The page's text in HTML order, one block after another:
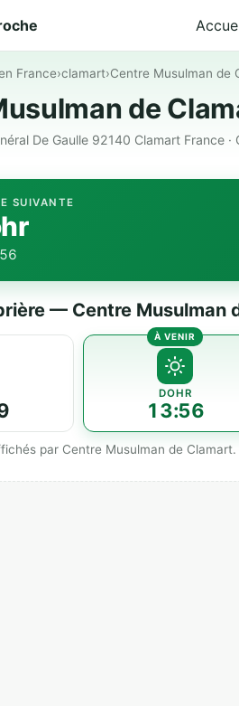
France›clamart›Centre Musulman de
de
De Gaulle 92140 Clamart France
SUIVANTE
— Centre Musulman
DOHR
13:56
par Centre Musulman de Clamart.